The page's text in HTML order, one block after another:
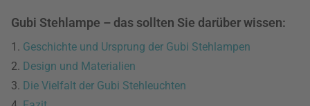
Gubi Stehlampe – das sollten Sie darüber wissen:
1. Geschichte und Ursprung der Gubi Stehlampen
2. Design und Materialien
3. Die Vielfalt der Gubi Stehleuchten